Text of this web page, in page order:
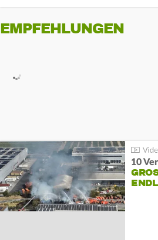
EMPFEHLUNGEN
10